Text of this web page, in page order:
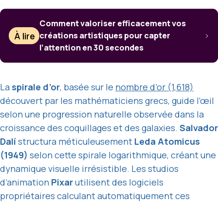
À lire
Comment valoriser efficacement vos
créations artistiques pour capter
l’attention en 30 secondes
La spirale d’or, basée sur le nombre d’or (1,618)
découvert par les mathématiciens grecs, guide l’œil
selon une progression naturelle observée dans la
croissance des coquillages et des galaxies. Salvador
Dalístructura méticuleusement Leda Atomicus
(1949) selon cette spirale logarithmique, créant une
dynamique visuelle irrésistible. Les studios
d’animation Pixarutilisent des logiciels
propriétaires calculant automatiquement ces